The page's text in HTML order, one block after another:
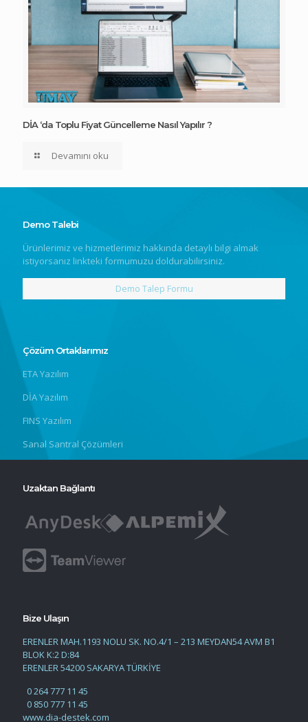
DİA ‘da Toplu Fiyat Güncelleme Nasıl Yapılır ?
Devamını oku
Demo Talebi
Ürünlerimiz ve hizmetlerimiz hakkında detaylı bilgi almak
istiyorsanız linkteki formumuzu doldurabilirsiniz.
Demo Talep Formu
Çözüm Ortaklarımız
ETA Yazılım
DİA Yazılım
FINS Yazılım
Sanal Santral Çözümleri
Uzaktan Bağlantı
Bize Ulaşın
ERENLER MAH.1193 NOLU SK. NO.4/1 – 213 MEYDAN54 AVM B1
BLOK K:2 D:84
ERENLER 54200 SAKARYA TÜRKİYE
0 264 777 11 45
0 850 777 11 45
www.dia-destek.com